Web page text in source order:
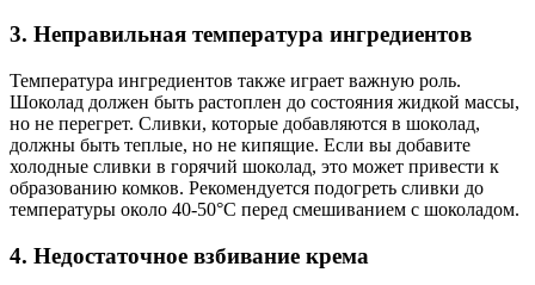
3. Неправильная температура ингредиентов
Температура ингредиентов также играет важную роль.
Шоколад должен быть растоплен до состояния жидкой массы,
но не перегрет. Сливки, которые добавляются в шоколад,
должны быть теплые, но не кипящие. Если вы добавите
холодные сливки в горячий шоколад, это может привести к
образованию комков. Рекомендуется подогреть сливки до
температуры около 40-50°C перед смешиванием с шоколадом.
4. Недостаточное взбивание крема